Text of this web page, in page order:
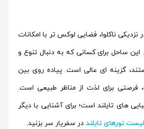
ناکلوا، فضایی لوکس تر با امکانات
این ساحل برای کسانی که به دنبال تنوع و
گزینه ای عالی است. پیاده روی بین
فرصتی برای لذت از مناظر طبیعی است.
های تایلند است؛ برای آشنایی با دیگر
لیست تورهای تایلند در سفریار سر بزنید.